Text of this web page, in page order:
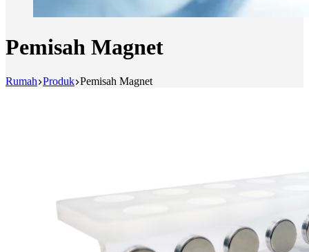
Pemisah Magnet
Rumah Produk Pemisah Magnet